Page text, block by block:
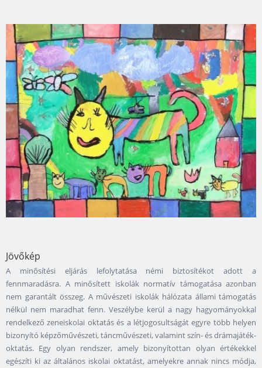
Jövőkép
A minősítési eljárás lefolytatása némi biztosítékot adott a
fennmaradásra. A minősített iskolák normatív támogatása azonban
nem garantált összeg. A művészeti iskolák hálózata állami támogatás
nélkül nem maradhat fenn. Veszélybe kerül a nagy hagyományokkal
rendelkező zeneiskolai oktatás és a létjogosultságát egyre több helyen
bizonyító képzőművészeti, táncművészeti, valamint szín- és drámajáték-
oktatás. Egy olyan rendszer, amely bizonyítottan olyan értékekkel
egészíti ki az általános iskolai oktatást, amelyekre annak nincs módja,